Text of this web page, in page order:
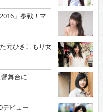
」参戦！マ
元ひきこもり女
舞台に
デビュー